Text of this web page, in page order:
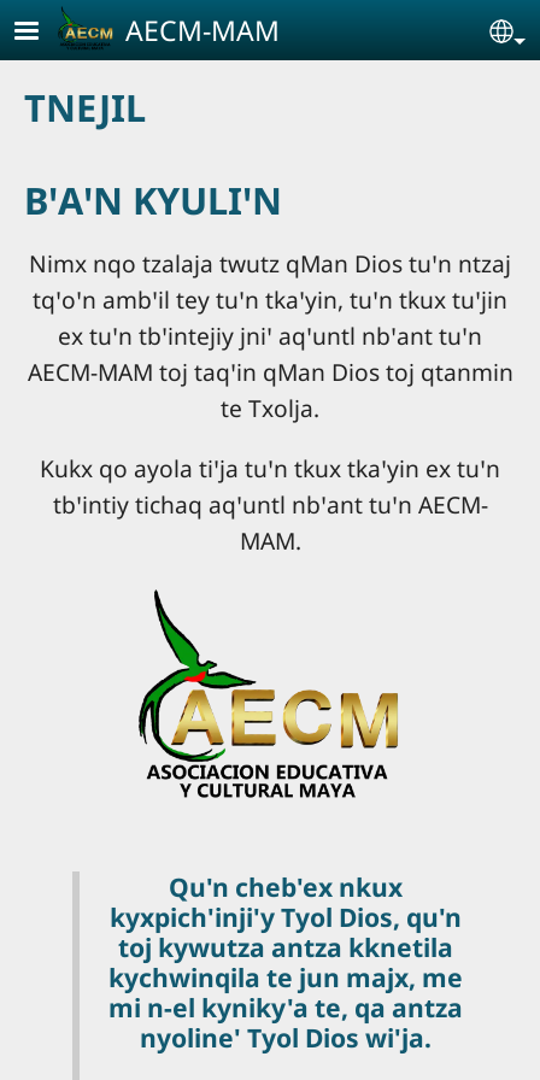
Pasar al contenido principal
AECM-MAM
TNEJIL
BꞌAꞌN KYULIꞌN
Nimx nqo tzalaja twutz qMan Dios tuꞌn ntzaj
tqꞌoꞌn ambꞌil tey tuꞌn tkaꞌyin, tuꞌn tkux tuꞌjin
ex tuꞌn tbꞌintejiy jniꞌ aqꞌuntl nbꞌant tuꞌn
AECM-MAM toj taqꞌin qMan Dios toj qtanmin
te Txolja.
Kukx qo ayola tiꞌja tuꞌn tkux tkaꞌyin ex tuꞌn
tbꞌintiy tichaq aqꞌuntl nbꞌant tuꞌn AECM-
MAM.
Qu'n cheb'ex nkux
kyxpich'inji'y Tyol Dios, qu'n
toj kywutza antza kknetila
kychwinqila te jun majx, me
mi n-el kyniky'a te, qa antza
nyoline' Tyol Dios wi'ja.